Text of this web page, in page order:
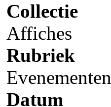
Collectie
Affiches
Rubriek
Evenementen
Datum